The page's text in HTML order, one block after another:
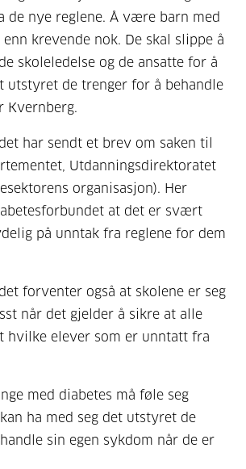
de nye reglene. Å være barn med
krevende nok. De skal slippe å
skoleledelse og de ansatte for å
utstyret de trenger for å behandle
Kvernberg.
har sendt et brev om saken til
Utdanningsdirektoratet
organisasjon). Her
at det er svært
på unntak fra reglene for dem
forventer også at skolene er seg
når det gjelder å sikre at alle
hvilke elever som er unntatt fra
med diabetes må føle seg
ha med seg det utstyret de
sin egen sykdom når de er